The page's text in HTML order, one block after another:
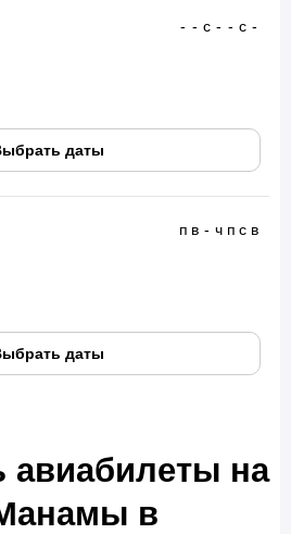
- - с - - с -
даты
п в - ч п с в
даты
авиабилеты на
в